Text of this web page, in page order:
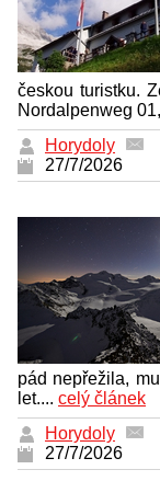
českou turistku.
Nordalpenweg
Horydoly
27/7/2026
pád nepřežila,
let.... celý článek
Horydoly
27/7/2026